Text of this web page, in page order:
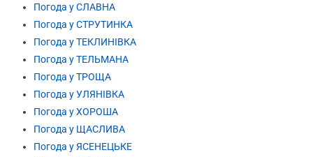
Погода у СЛАВНА
Погода у СТРУТИНКА
Погода у ТЕКЛИНІВКА
Погода у ТЕЛЬМАНА
Погода у ТРОЩА
Погода у УЛЯНІВКА
Погода у ХОРОША
Погода у ЩАСЛИВА
Погода у ЯСЕНЕЦЬКЕ